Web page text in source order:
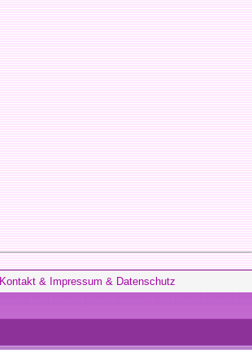
Kontakt & Impressum & Datenschutz